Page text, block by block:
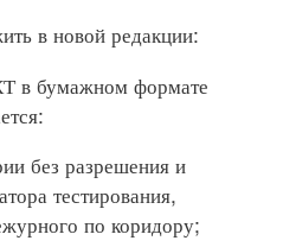
в новой редакции:
в бумажном формате
без разрешения и
тестирования,
по коридору;